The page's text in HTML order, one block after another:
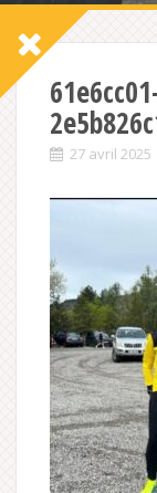
27 avril 2025